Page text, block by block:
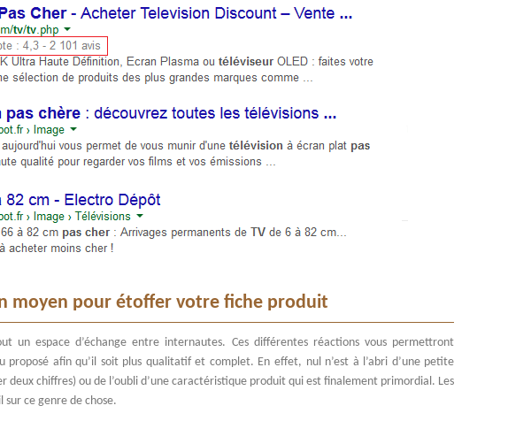
moyen pour étoffer votre fiche produit
un espace d’échange entre internautes. Ces différentes réactions vous permettront
afin qu’il soit plus qualitatif et complet. En effet, nul n’est à l’abri d’une petite
chiffres) ou de l’oubli d’une caractéristique produit qui est finalement primordial. Les
ce genre de chose.